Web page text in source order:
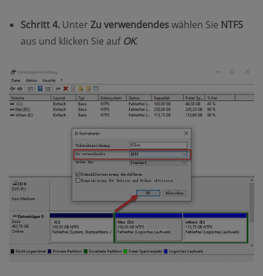
Schritt 4. Unter Zu verwendendeswählen Sie NTFS
aus und klicken Sie auf OK.